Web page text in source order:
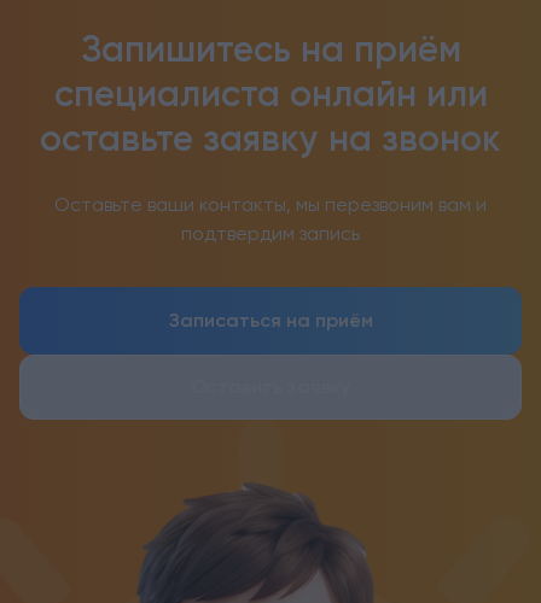
Запишитесь на приём
специалиста онлайн или
оставьте заявку на звонок
Оставьте ваши контакты, мы перезвоним вам и
подтвердим запись
Записаться на приём